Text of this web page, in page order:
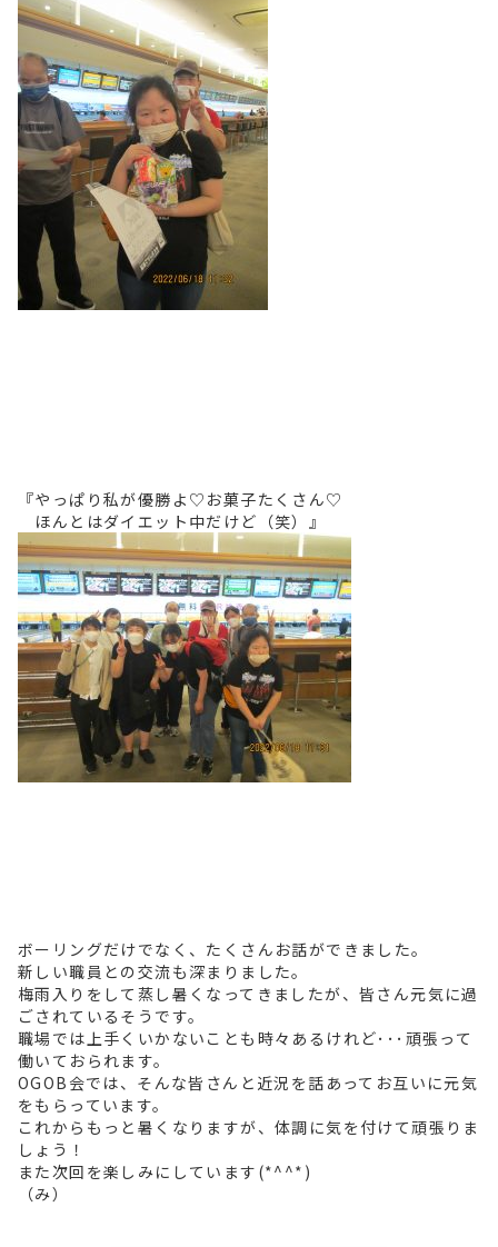
『やっぱり私が優勝よ♡お菓子たくさん♡
ほんとはダイエット中だけど（笑）』
ボーリングだけでなく、たくさんお話ができました。
新しい職員との交流も深まりました。
梅雨入りをして蒸し暑くなってきましたが、皆さん元気に過
ごされているそうです。
職場では上手くいかないことも時々あるけれど･･･頑張って
働いておられます。
OGOB会では、そんな皆さんと近況を話あってお互いに元気
をもらっています。
これからもっと暑くなりますが、体調に気を付けて頑張りま
しょう！
また次回を楽しみにしています(*^^*)
（み）